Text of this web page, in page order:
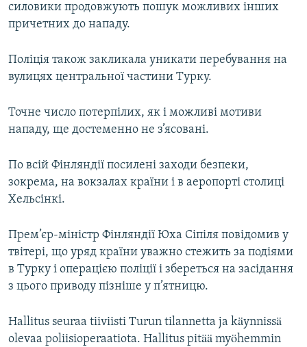
силовики продовжують пошук можливих інших
причетних до нападу.
Поліція також закликала уникати перебування на
вулицях центральної частини Турку.
Точне число потерпілих, як і можливі мотиви
нападу, ще достеменно не з’ясовані.
По всій Фінляндії посилені заходи безпеки,
зокрема, на вокзалах країни і в аеропорті столиці
Хельсінкі.
Прем’єр-міністр Фінляндії Юха Сіпіля повідомив у
твітері, що уряд країни уважно стежить за подіями
в Турку і операцією поліції і збереться на засідання
з цього приводу пізніше у п’ятницю.
Hallitus seuraa tiiviisti Turun tilannetta ja käynnissä
olevaa poliisioperaatiota. Hallitus pitää myöhemmin